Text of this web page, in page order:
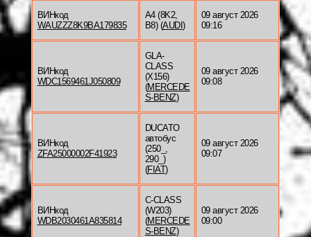
ВИНкод
WAUZZZ8K9BA179835
A4 (8K2,
B8) (AUDI )
09 август 2026
09:16
ВИНкод
WDC1569461J050809
GLA-
CLASS
(X156)
(MERCEDE
S-BENZ)
09 август 2026
09:08
ВИНкод
ZFA25000002F41923
DUCATO
автобус
(250_,
290_)
(FIAT)
09 август 2026
09:07
ВИНкод
WDB2030461A835814
C-CLASS
(W203)
(MERCEDE
S-BENZ)
09 август 2026
09:00